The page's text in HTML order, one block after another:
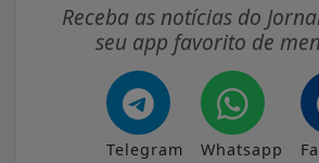
Receba as notícias do
seu app favorito de
Telegram Whatsapp